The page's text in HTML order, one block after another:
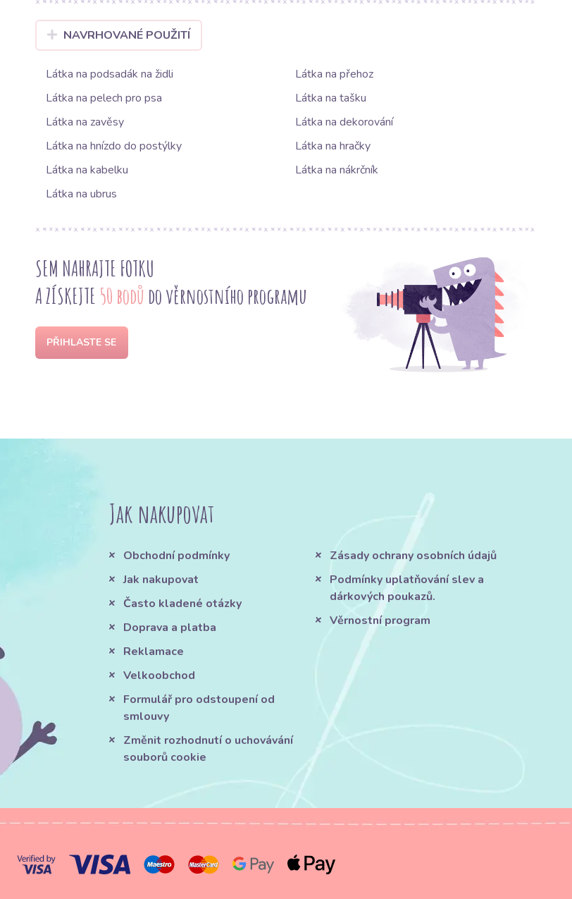
NAVRHOVANÉ POUŽITÍ
Látka na podsadák na židli
Látka na přehoz
Látka na pelech pro psa
Látka na tašku
Látka na zavěsy
Látka na dekorování
Látka na hnízdo do postýlky
Látka na hračky
Látka na kabelku
Látka na nákrčník
Látka na ubrus
SEM NAHRAJTE FOTKU
A ZÍSKEJTE 50 bodů do věrnostního programu
PŘIHLASTE SE
Jak nakupovat
Obchodní podmínky
Jak nakupovat
Často kladené otázky
Doprava a platba
Reklamace
Velkoobchod
Formulář pro odstoupení od
smlouvy
Změnit rozhodnutí o uchovávání
souborů cookie
Zásady ochrany osobních údajů
Podmínky uplatňování slev a
dárkových poukazů.
Věrnostní program